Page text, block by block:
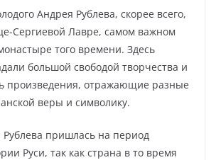
Андрея Рублева, скорее всего,
Сергиевой Лавре, самом важном
того времени. Здесь
большой свободой творчества и
произведения, отражающие разные
веры и символику.
пришлась на период
Руси, так как страна в то время